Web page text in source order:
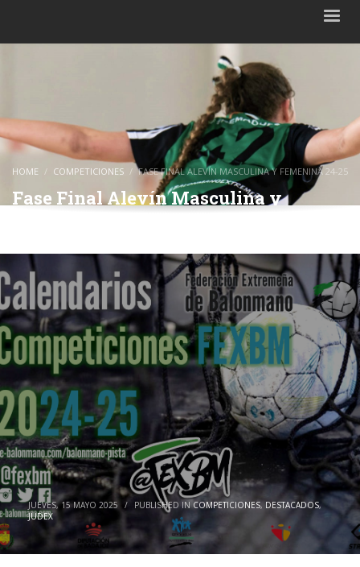
HOME COMPETICIONES FASE FINAL ALEVÍN MASCULINA Y FEMENINA 24-25
Fase Final Alevín Masculina y
JUEVES, 15 MAYO 2025 / PUBLISHED INCOMPETICIONES, DESTACADOS,
JUDEX